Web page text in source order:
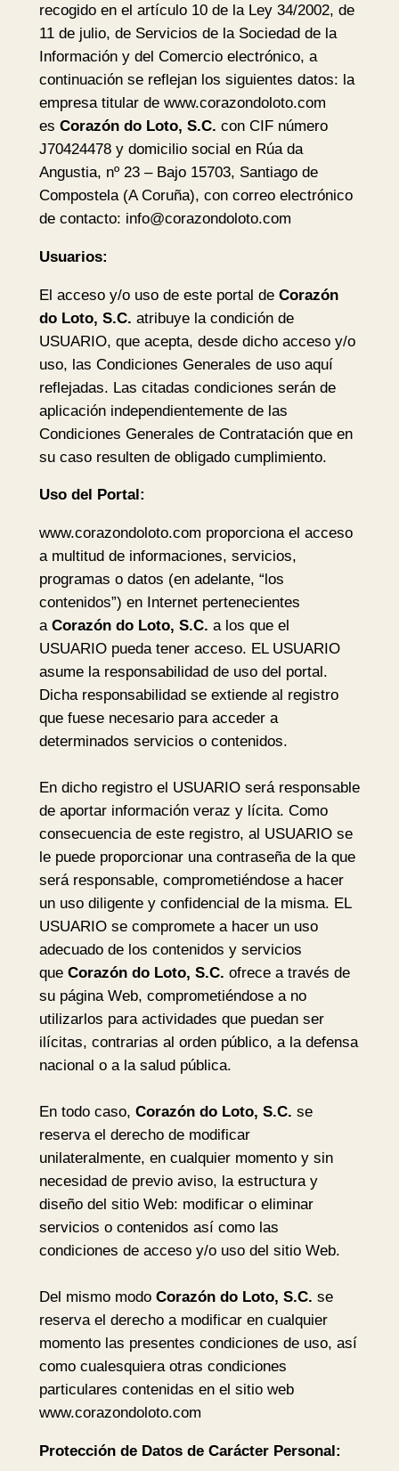
recogido en el artículo 10 de la Ley 34/2002, de
11 de julio, de Servicios de la Sociedad de la
Información y del Comercio electrónico, a
continuación se reflejan los siguientes datos: la
empresa titular de www.corazondoloto.com
es Corazón do Loto, S.C. con CIF número
J70424478 y domicilio social en Rúa da
Angustia, nº 23 – Bajo 15703, Santiago de
Compostela (A Coruña), con correo electrónico
de contacto: info@corazondoloto.com
Usuarios:
El acceso y/o uso de este portal de Corazón
do Loto, S.C. atribuye la condición de
USUARIO, que acepta, desde dicho acceso y/o
uso, las Condiciones Generales de uso aquí
reflejadas. Las citadas condiciones serán de
aplicación independientemente de las
Condiciones Generales de Contratación que en
su caso resulten de obligado cumplimiento.
Uso del Portal:
www.corazondoloto.com proporciona el acceso
a multitud de informaciones, servicios,
programas o datos (en adelante, “los
contenidos”) en Internet pertenecientes
a Corazón do Loto, S.C. a los que el
USUARIO pueda tener acceso. EL USUARIO
asume la responsabilidad de uso del portal.
Dicha responsabilidad se extiende al registro
que fuese necesario para acceder a
determinados servicios o contenidos.
En dicho registro el USUARIO será responsable
de aportar información veraz y lícita. Como
consecuencia de este registro, al USUARIO se
le puede proporcionar una contraseña de la que
será responsable, comprometiéndose a hacer
un uso diligente y confidencial de la misma. EL
USUARIO se compromete a hacer un uso
adecuado de los contenidos y servicios
que Corazón do Loto, S.C. ofrece a través de
su página Web, comprometiéndose a no
utilizarlos para actividades que puedan ser
ilícitas, contrarias al orden público, a la defensa
nacional o a la salud pública.
En todo caso, Corazón do Loto, S.C. se
reserva el derecho de modificar
unilateralmente, en cualquier momento y sin
necesidad de previo aviso, la estructura y
diseño del sitio Web: modificar o eliminar
servicios o contenidos así como las
condiciones de acceso y/o uso del sitio Web.
Del mismo modo Corazón do Loto, S.C. se
reserva el derecho a modificar en cualquier
momento las presentes condiciones de uso, así
como cualesquiera otras condiciones
particulares contenidas en el sitio web
www.corazondoloto.com
Protección de Datos de Carácter Personal: